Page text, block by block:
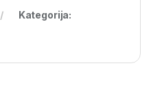
Kategorija: